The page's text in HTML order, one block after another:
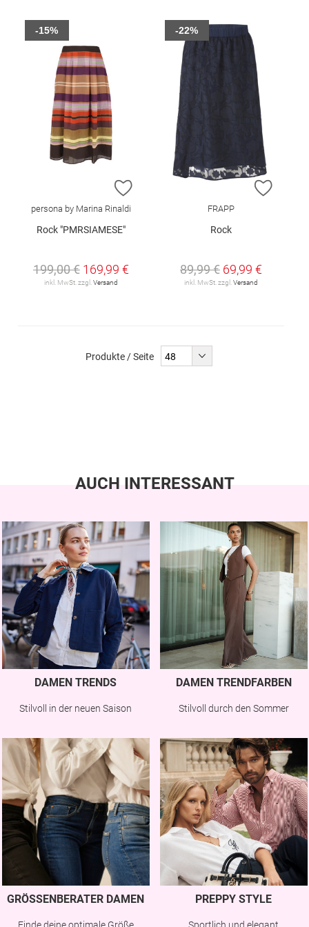
ZUR WUNSCHLISTE HINZUFÜGEN
persona by Marina Rinaldi
Rock "PMRSIAMESE"
199,00 € 169,99 €
inkl. MwSt. zzgl. Versand
-15%
ZUR
FRAPP
Rock
89,99 € 69,99 €
inkl. MwSt. zzgl. Versand
-22%
Produkte / Seite
AUCH INTERESSANT
DAMEN TRENDS
Stilvoll in der neuen Saison
DAMEN TRENDFARBEN
Stilvoll durch den Sommer
GRÖSSENBERATER DAMEN PREPPY STYLE